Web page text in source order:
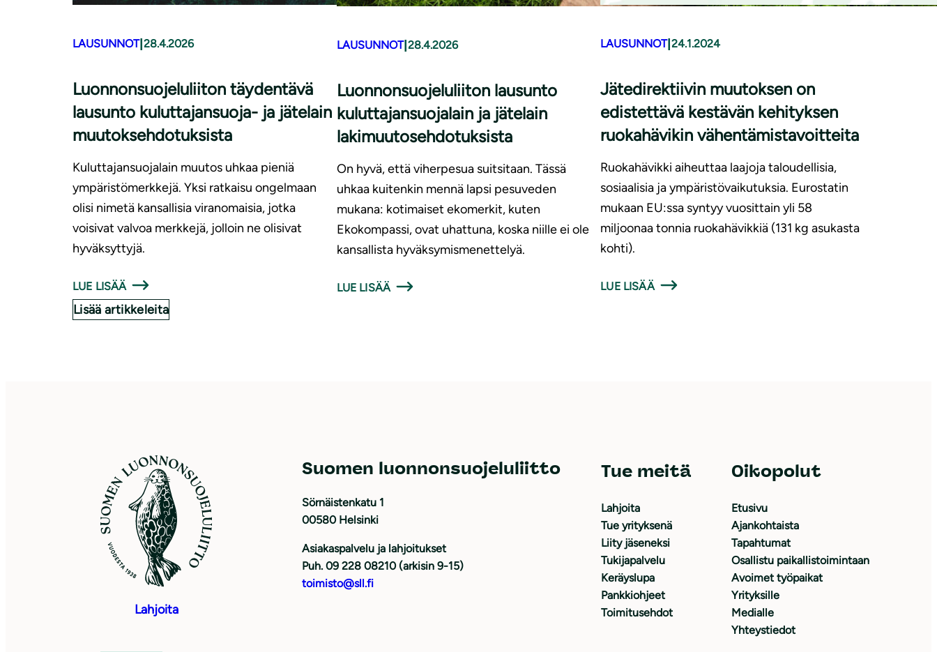
LAUSUNNOT| 28.4.2026
Luonnonsuojeluliiton täydentävä
lausunto kuluttajansuoja- ja jätelain
muutoksehdotuksista
Kuluttajansuojalain muutos uhkaa pieniä
ympäristömerkkejä. Yksi ratkaisu ongelmaan
olisi nimetä kansallisia viranomaisia, jotka
voisivat valvoa merkkejä, jolloin ne olisivat
hyväksyttyjä.
LUE LISÄÄ
LAUSUNNOT| 28.4.2026
Luonnonsuojeluliiton lausunto
kuluttajansuojalain ja jätelain
lakimuutosehdotuksista
On hyvä, että viherpesua suitsitaan. Tässä
uhkaa kuitenkin mennä lapsi pesuveden
mukana: kotimaiset ekomerkit, kuten
Ekokompassi, ovat uhattuna, koska niille ei ole
kansallista hyväksymismenettelyä.
LUE LISÄÄ
LAUSUNNOT|24.1.2024
Jätedirektiivin muutoksen on
edistettävä kestävän kehityksen
ruokahävikin vä­hen­tä­mis­ta­voit­tei­ta
Ruokahävikki aiheuttaa laajoja taloudellisia,
sosiaalisia ja ympäristövaikutuksia. Eurostatin
mukaan EU:ssa syntyy vuosittain yli 58
miljoonaa tonnia ruokahävikkiä (131 kg asukasta
kohti).
LUE LISÄÄ
Lisää artikkeleita
Lahjoita
Suomen luonnonsuojeluliitto
Sörnäistenkatu 1
00580 Helsinki
Asiakaspalvelu ja lahjoitukset
Puh. 09 228 08210 (arkisin 9-15)
toimisto@sll.fi
Tue meitä
Lahjoita
Tue yrityksenä
Liity jäseneksi
Tukijapalvelu
Keräyslupa
Pankkiohjeet
Toimitusehdot
Oikopolut
Etusivu
Ajankohtaista
Tapahtumat
Osallistu paikallistoimintaan
Avoimet työpaikat
Yrityksille
Medialle
Yhteystiedot